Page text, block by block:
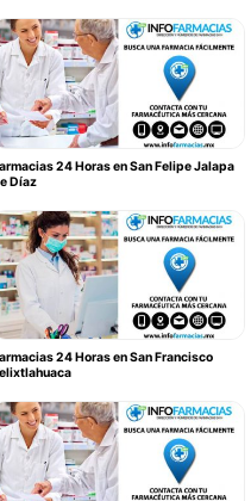
24 Horas en San Felipe Jalapa
Díaz
24 Horas en San Francisco